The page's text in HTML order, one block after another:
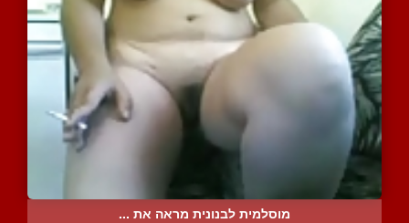
מוסלמית לבנונית מראה את ...